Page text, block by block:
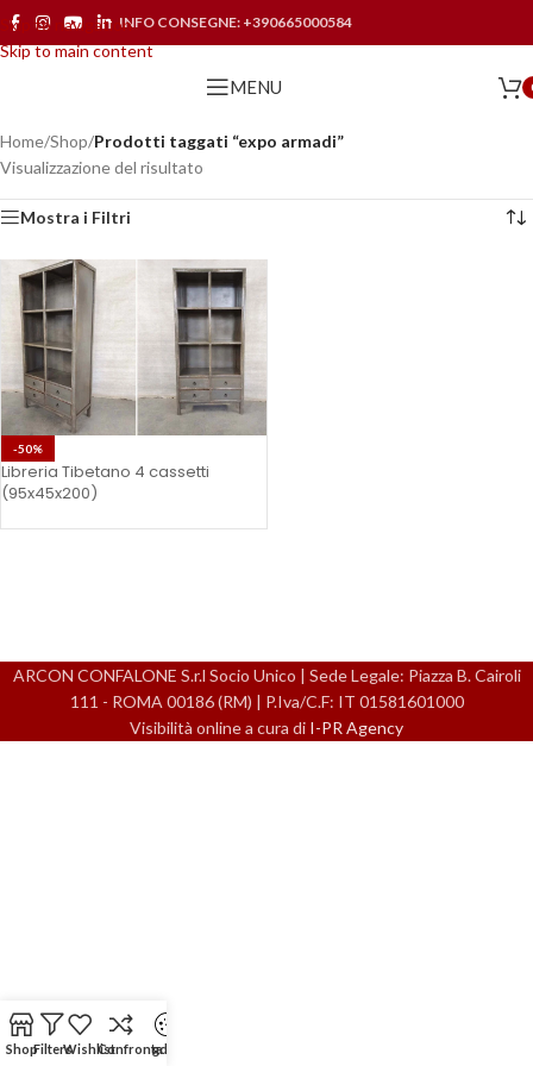
Skip to navigation
Skip to main content
INFO CONSEGNE: +390665000584
MENU
Home/Shop/Prodotti taggati “expo armadi”
Visualizzazione del risultato
Mostra i Filtri
-50%
Libreria Tibetano 4 cassetti
(95x45x200)
ARCON CONFALONE S.r.l Socio Unico | Sede Legale: Piazza B. Cairoli
111 - ROMA 00186 (RM) | P.Iva/C.F: IT 01581601000
Visibilità online a cura di I-PR Agency
ShopFiltersWishlistConfrontagdpr